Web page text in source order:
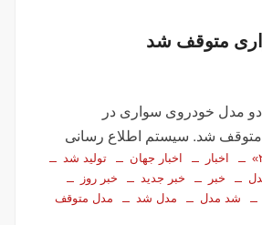
دو مدل خودروی سواری در
متوقف شد. سیستم اطلاع رسانی
اخبار اخبار جهان
تولید شد
خبر خبر جدید
خبر روز
شد مدل مدل شد مدل متوقف